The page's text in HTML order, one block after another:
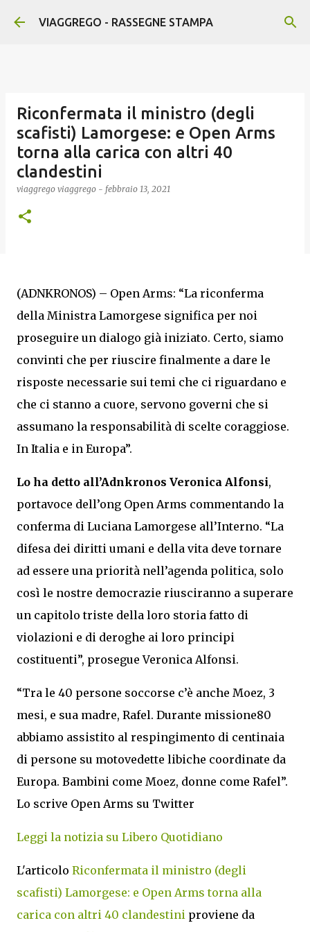
Passa ai contenuti principali
VIAGGREGO - RASSEGNE STAMPA
Riconfermata il ministro (degli
scafisti) Lamorgese: e Open Arms
torna alla carica con altri 40
clandestini
viaggrego viaggrego - febbraio 13, 2021
(ADNKRONOS) – Open Arms: “La riconferma
della Ministra Lamorgese significa per noi
proseguire un dialogo già iniziato. Certo, siamo
convinti che per riuscire finalmente a dare le
risposte necessarie sui temi che ci riguardano e
che ci stanno a cuore, servono governi che si
assumano la responsabilità di scelte coraggiose.
In Italia e in Europa”.
Lo ha detto all’Adnkronos Veronica Alfonsi,
portavoce dell’ong Open Arms commentando la
conferma di Luciana Lamorgese all’Interno. “La
difesa dei diritti umani e della vita deve tornare
ad essere una priorità nell’agenda politica, solo
così le nostre democrazie riusciranno a superare
un capitolo triste della loro storia fatto di
violazioni e di deroghe ai loro principi
costituenti”, prosegue Veronica Alfonsi.
“Tra le 40 persone soccorse c’è anche Moez, 3
mesi, e sua madre, Rafel. Durante missione80
abbiamo assistito al respingimento di centinaia
di persone su motovedette libiche coordinate da
Europa. Bambini come Moez, donne come Rafel”.
Lo scrive Open Arms su Twitter
Leggi la notizia su Libero Quotidiano
L'articolo Riconfermata il ministro (degli
scafisti) Lamorgese: e Open Arms torna alla
carica con altri 40 clandestini proviene da